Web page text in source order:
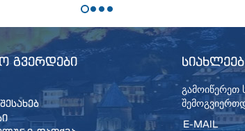
ᲒᲕᲔᲠᲓᲔᲑᲘ
გამოიწერეთ